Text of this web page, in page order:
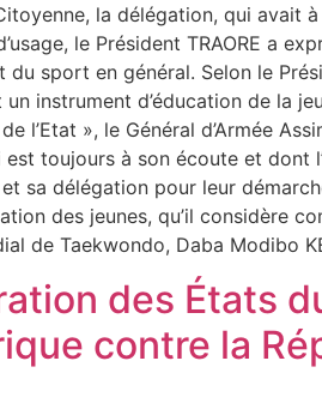
la délégation, qui avait
le Président TRAORE a
sport en général. Selon le
instrument d’éducation de la
l’Etat », le Général d’Armée
toujours à son écoute et dont
sa délégation pour leur
des jeunes, qu’il considère
de Taekwondo, Daba Modibo
des États
contre la